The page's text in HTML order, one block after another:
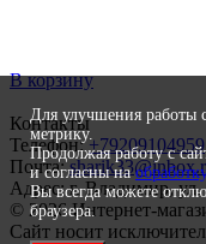
В корзину
Контакты
Телефон:+79209104959
Почта:
Адрес: г. Владимир,
© 2026 Интернет-
Сайт носит
Для улучшения работы
метрику.
Продолжая работу с
и согласны на
Вы всегда можете
браузера.